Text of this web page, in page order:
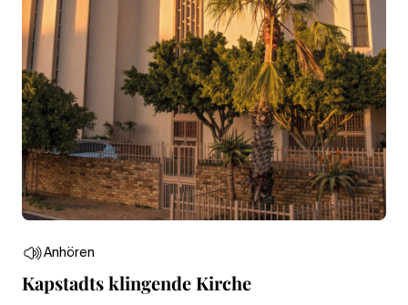
Anhören
Kapstadts klingende Kirche